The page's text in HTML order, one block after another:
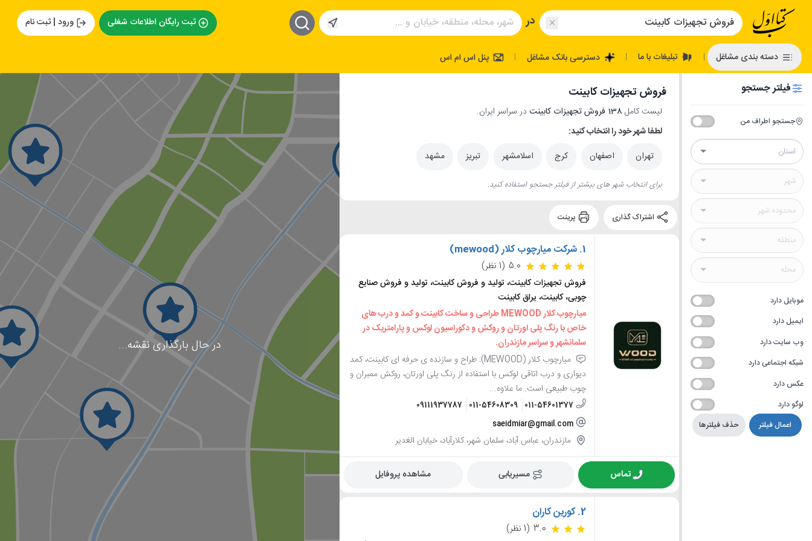
در ثبت رایگان اطلاعات شغلی ورود | ثبت نام
دسته بندی مشاغل | تبلیغات با ما | دسترسی بانک مشاغل | پنل اس ام اس
فیلتر جستجو
جستجو اطراف من
موبایل دارد
ایمیل دارد
وب سایت دارد
شبکه اجتماعی دارد
عکس دارد
لوگو دارد
حذف فیلترها
اعمال فیلتر
فروش تجهیزات کابینت
لیست کامل 138 فروش تجهیزات کابینت
در سراسر ایران.
لطفا شهر خود را انتخاب کنید:
تهران
اصفهان کرج اسلامشهر تبریز مشهد
برای انتخاب شهر های بیشتر از فیلتر جستجو استفاده کنید.
1. شرکت میارچوب کلار (mewood)
5.0 (1 نظر)
فروش تجهیزات کابینت، تولید و فروش کابینت، تولید و فروش صنایع
چوبی، کابینت، یراق کابینت
میارچوب کلار MEWOOD طراحی و ساخت کابینت و کمد و درب های
خاص با رنگ پلی اورتان و روکش و دکوراسیون لوکس و پارامتریک در
سلمانشهر و سراسر مازندران.
میارچوب کلار (MEWOOD): طراح و سازنده ی حرفه ای کابینت، کمد
دیواری و درب اتاقی لوکس با استفاده از رنگ پلی اورتان، روکش ممبران و
چوب طبیعی است. ما علاوه...
011-54601377
011-54608309
09111937787
saeidmiar@gmail.com
مازندران، عباس آباد، سلمان شهر، کلارآباد، خیابان الغدیر
تماس مسیریابی مشاهده پروفایل
2. کورین کاران
3.0 (1 نظر)
در حال بارگذاری نقشه...